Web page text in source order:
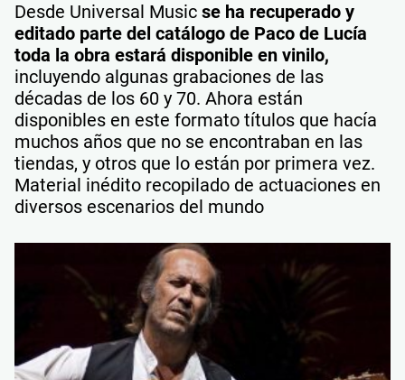
Desde Universal Music se ha recuperado y
editado parte del catálogo de Paco de Lucía
toda la obra estará disponible en vinilo,
incluyendo algunas grabaciones de las
décadas de los 60 y 70. Ahora están
disponibles en este formato títulos que hacía
muchos años que no se encontraban en las
tiendas, y otros que lo están por primera vez.
Material inédito recopilado de actuaciones en
diversos escenarios del mundo